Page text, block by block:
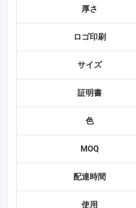
厚さ
ロゴ印刷
サイズ
証明書
色
MOQ
配達時間
使用